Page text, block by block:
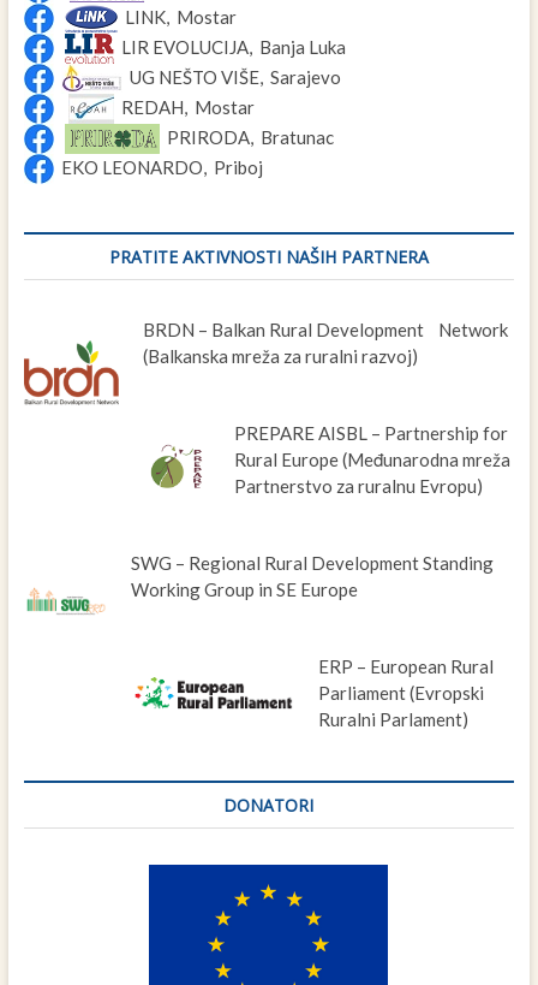
LINK, Mostar
LIR EVOLUCIJA, Banja Luka
UG NEŠTO VIŠE, Sarajevo
REDAH, Mostar
PRIRODA, Bratunac
EKO LEONARDO, Priboj
PRATITE AKTIVNOSTI NAŠIH PARTNERA
BRDN – Balkan Rural Development Network
(Balkanska mreža za ruralni razvoj)
PREPARE AISBL – Partnership for
Rural Europe (Međunarodna mreža
Partnerstvo za ruralnu Evropu)
SWG – Regional Rural Development Standing
Working Group in SE Europe
ERP – European Rural
Parliament (Evropski
Ruralni Parlament)
DONATORI